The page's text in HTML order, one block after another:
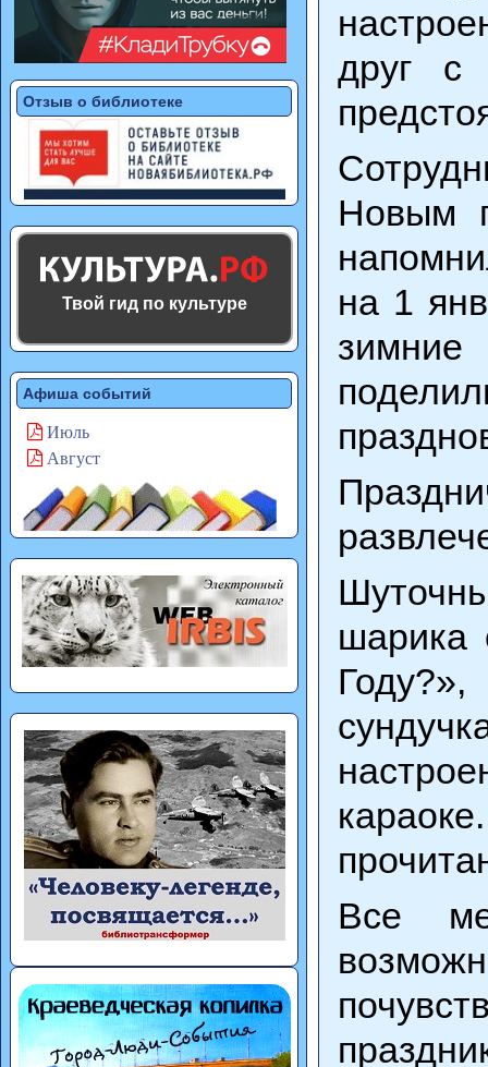
Отзыв о библиотеке
Твой гид по культуре
Афиша событий
Июль
Август
друг с
Новым
на 1
шарика
Все